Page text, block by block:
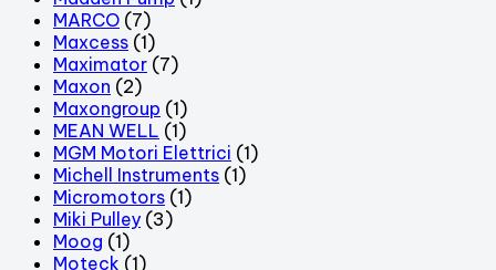
MARCO (7)
Maxcess (1)
Maximator (7)
Maxon (2)
Maxongroup (1)
MEAN WELL (1)
MGM Motori Elettrici (1)
Michell Instruments (1)
Micromotors (1)
Miki Pulley (3)
Moog (1)
Moteck (1)